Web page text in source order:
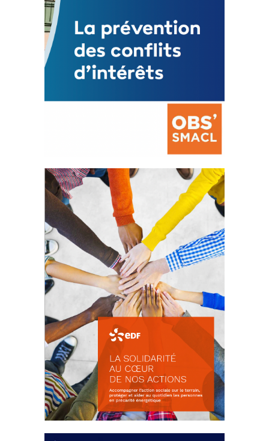
La prévention des conflits
d’intérêts
18 septembre 2023
FEUILLETER